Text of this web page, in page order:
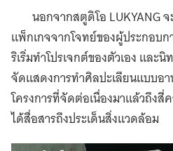
นอกจากสตูดิโอ LUKYANG
แพ็กเกจจากโจทย์ของผู้ประกอบ
ริเริ่มทำโปรเจกต์ของตัวเอง และนิ
จัดแสดงการทำศิลปะเลียนแบบอ
โครงการที่จัดต่อเนื่องมาแล้วถึง
ได้สื่อสารถึงประเด็นสิ่งแวดล้อม